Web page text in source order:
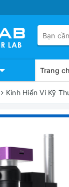
Trang
Kính Hiển Vi Kỹ